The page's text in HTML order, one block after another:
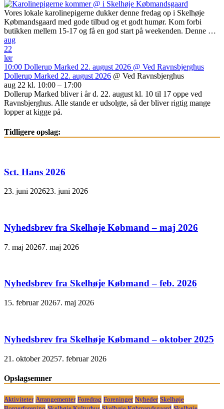
Vores lokale karolinepigerne dukker denne fredag op i Skelhøje
Købmandsgaard med gode tilbud og et godt humør. Kom forbi
butikken mellem 15-17 og få en god start på weekenden. Denne …
aug
22
lør
10:00 Dollerup Marked 22. august 2026 @ Ved Ravnsbjerghus
Dollerup Marked 22. august 2026 @ Ved Ravnsbjerghus
aug 22 kl. 10:00 – 17:00
Dollerup Marked bliver i år d. 22. august kl. 10 til 17 oppe ved
Ravnsbjerghus. Alle stande er udsolgte, så der bliver rigtig mange
lopper at kigge på.
Tidligere opslag:
Sct. Hans 2026
23. juni 202623. juni 2026
Nyhedsbrev fra Skelhøje Købmand – maj 2026
7. maj 20267. maj 2026
Nyhedsbrev fra Skelhøje Købmand – feb. 2026
15. februar 20267. maj 2026
Nyhedsbrev fra Skelhøje Købmand – oktober 2025
21. oktober 20257. februar 2026
Opslagsemner
Aktiviteter Arrangementer Foredrag Foreninger Nyheder Skelhøje